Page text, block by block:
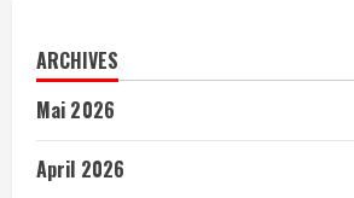
ARCHIVES
Mai 2026
April 2026